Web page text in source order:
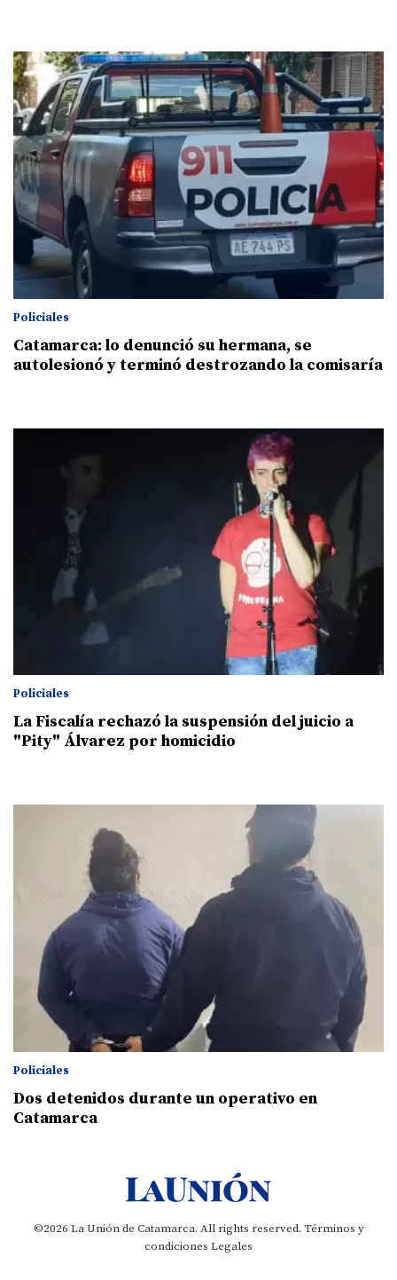
Policiales
Catamarca: lo denunció su hermana, se
autolesionó y terminó destrozando la comisaría
Policiales
La Fiscalía rechazó la suspensión del juicio a
"Pity" Álvarez por homicidio
Policiales
Dos detenidos durante un operativo en
Catamarca
©2026 La Unión de Catamarca. All rights reserved. Términos y
condiciones Legales